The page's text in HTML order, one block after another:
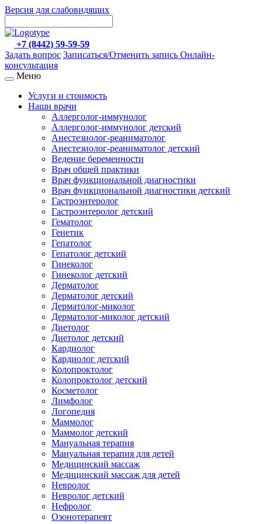
Версия для слабовидящих
+7 (8442) 59-59-59
Задать вопрос Записаться/Отменить запись Онлайн-
консультация
Меню
Услуги и стоимость
Наши врачи
Аллерголог-иммунолог
Аллерголог-иммунолог детский
Анестезиолог-реаниматолог
Анестезиолог-реаниматолог детский
Ведение беременности
Врач общей практики
Врач функциональной диагностики
Врач функциональной диагностики детский
Гастроэнтеролог
Гастроэнтеролог детский
Гематолог
Генетик
Гепатолог
Гепатолог детский
Гинеколог
Гинеколог детский
Дерматолог
Дерматолог детский
Дерматолог-миколог
Дерматолог-миколог детский
Диетолог
Диетолог детский
Кардиолог
Кардиолог детский
Колопроктолог
Колопроктолог детский
Косметолог
Лимфолог
Логопедия
Маммолог
Маммолог детский
Мануальная терапия
Мануальная терапия для детей
Медицинский массаж
Медицинский массаж для детей
Невролог
Невролог детский
Нефролог
Озонотерапевт